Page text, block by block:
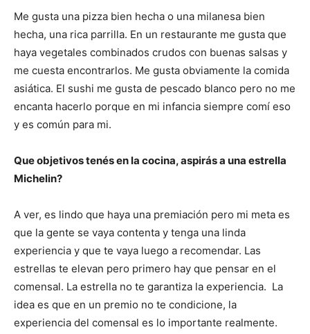
Me gusta una pizza bien hecha o una milanesa bien
hecha, una rica parrilla. En un restaurante me gusta que
haya vegetales combinados crudos con buenas salsas y
me cuesta encontrarlos. Me gusta obviamente la comida
asiática. El sushi me gusta de pescado blanco pero no me
encanta hacerlo porque en mi infancia siempre comí eso
y es común para mi.
Que objetivos tenés en la cocina, aspirás a una estrella
Michelin?
A ver, es lindo que haya una premiación pero mi meta es
que la gente se vaya contenta y tenga una linda
experiencia y que te vaya luego a recomendar. Las
estrellas te elevan pero primero hay que pensar en el
comensal. La estrella no te garantiza la experiencia. La
idea es que en un premio no te condicione, la
experiencia del comensal es lo importante realmente.